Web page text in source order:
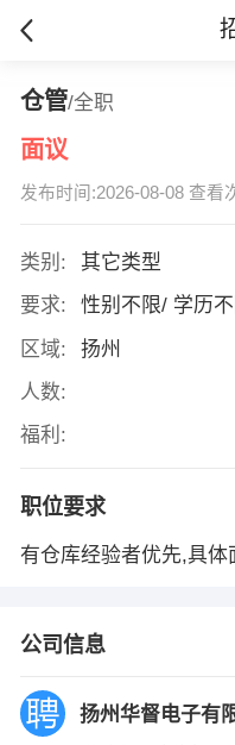
仓管/全职
面议
发布时间:2026-08-08 查看
类别:
其它类型
要求:
性别不限/ 学历
区域:
扬州
人数:
福利:
职位要求
有仓库经验者优先,具体
公司信息
扬州华督电子有